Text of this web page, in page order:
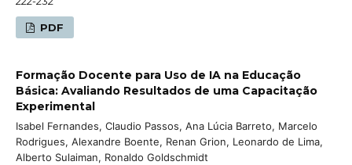
PDF
Formação Docente para Uso de IA na Educação
Básica: Avaliando Resultados de uma Capacitação
Experimental
Isabel Fernandes, Claudio Passos, Ana Lúcia Barreto, Marcelo
Rodrigues, Alexandre Boente, Renan Grion, Leonardo de Lima,
Alberto Sulaiman, Ronaldo Goldschmidt